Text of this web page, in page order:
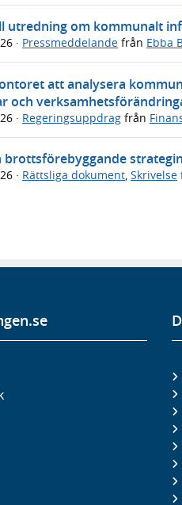
utredning om kommunalt
· Pressmeddelande från Ebba
att analysera
och
· Regeringsuppdrag från
brottsförebyggande
· Rättsliga dokument, Skrivelse